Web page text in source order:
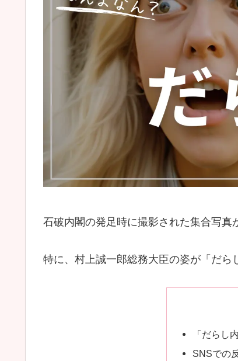
石破内閣の発足時に撮影された集合写真
特に、村上誠一郎総務大臣の姿が「だら
「だらし
SNSでの